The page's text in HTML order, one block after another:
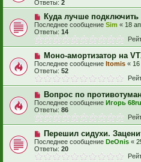
Ответы: 2
Куда лучше подключить
Последнее сообщение Sim « 18
Ответы: 14
Моно-амортизатор на
Последнее сообщение Itomis «
Ответы: 52
Вопрос по
Последнее сообщение Игорь
Ответы: 86
Перешил сидухи.
Последнее сообщение DeOnis «
Ответы: 20